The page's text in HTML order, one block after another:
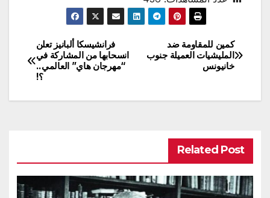
تصفّح
المقالات
فرانشيسكا ألبانيز تعلن
انسحابها من المشاركة في
“مهرجان هاي” العالمي..
؟!
كمين للمقاومة ضد
المليشيات العميلة جنوب
خانيونس
Related Post